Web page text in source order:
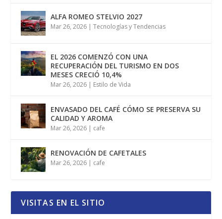
ALFA ROMEO STELVIO 2027
Mar 26, 2026 |Tecnologías y Tendencias
EL 2026 COMENZÓ CON UNA
RECUPERACIÓN DEL TURISMO EN DOS
MESES CRECIÓ 10,4%
Mar 26, 2026 | Estilo de Vida
ENVASADO DEL CAFÉ CÓMO SE PRESERVA SU
CALIDAD Y AROMA
Mar 26, 2026 | cafe
RENOVACIÓN DE CAFETALES
Mar 26, 2026 | cafe
VISITAS EN EL SITIO